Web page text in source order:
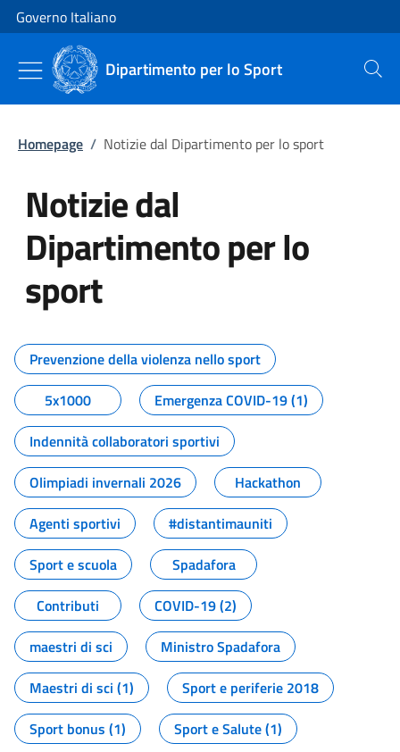
Vai al contenuto
Vai alla navigazione del sito
Governo Italiano
Dipartimento per lo Sport Cerca
Homepage / Notizie dal Dipartimento per lo sport
Notizie dal
Dipartimento per lo
sport
Tutti i contenuti della pagina
Prevenzione della violenza nello sport
5x1000
Emergenza COVID-19 (1)
Indennità collaboratori sportivi
Olimpiadi invernali 2026
Hackathon
Agenti sportivi
#distantimauniti
Sport e scuola
Spadafora
Contributi
COVID-19 (2)
maestri di sci
Ministro Spadafora
Maestri di sci (1)
Sport e periferie 2018
Sport bonus (1)
Sport e Salute (1)